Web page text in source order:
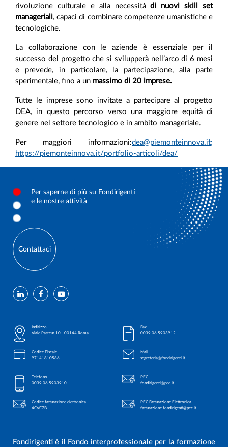
rivoluzione culturale e alla necessitàdi nuovi skill set
manageriali, capaci di combinare competenze umanistiche e
tecnologiche.
La collaborazione con le aziende è essenziale per il
successo del progetto che si svilupperà nell’arco di 6 mesi
e prevede, in particolare, la partecipazione, alla parte
sperimentale, fino a un massimo di 20 imprese.
Tutte le imprese sono invitate a partecipare al progetto
DEA, in questo percorso verso una maggiore equità di
genere nel settore tecnologico e in ambito manageriale.
Per maggiori informazioni:dea@piemonteinnova.it;
https://piemonteinnova.it/portfolio-articoli/dea/
Per saperne di più su Fondirigenti
e le nostre attività
Contattaci
Fondirigenti è il Fondo interprofessionale per la formazione
Indirizzo
Viale Pasteur 10 - 00144 Roma
Codice Fiscale
97141810586
Telefono
0039 06 5903910
Codice fatturazione elettronica
4CVC7B
Fax
0039 06 5903912
Mail
segreteria@fondirigenti.it
PEC
fondirigenti@pec.it
PEC Fatturazione Elettronica
fatturazione.fondirigenti@pec.it